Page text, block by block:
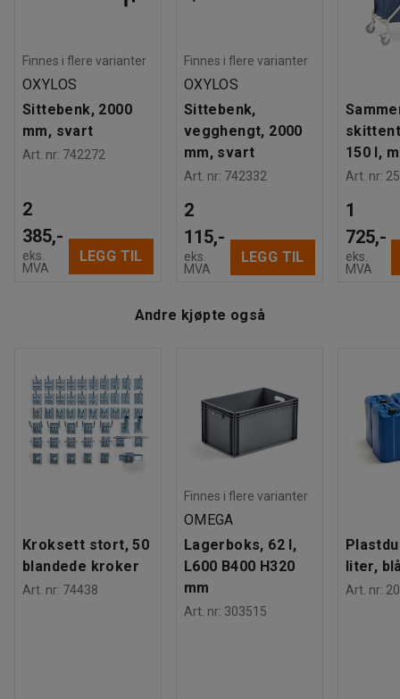
Finnes i flere varianter
OXYLOS
Sittebenk, 2000
mm, svart
Art. nr: 742272
2
385,-
eks.
MVA
LEGG TIL
Finnes i flere varianter
OXYLOS
Sittebenk,
vegghengt, 2000
mm, svart
Art. nr: 742332
2
115,-
eks.
MVA
LEGG TIL
150 l,
Art. nr:
1
725,-
eks.
MVA
Andre kjøpte også
Kroksett stort, 50
blandede kroker
Art. nr: 74438
Finnes i flere varianter
OMEGA
Lagerboks, 62 l,
L600 B400 H320
mm
Art. nr: 303515
liter,
Art. nr: